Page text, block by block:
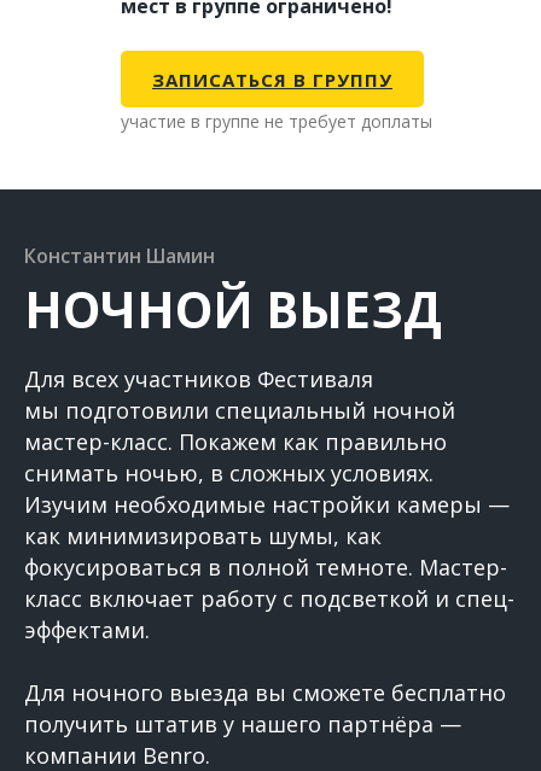
мест в группе ограничено!
ЗАПИСАТЬСЯ В ГРУППУ
участие в группе не требует доплаты
НОЧНОЙ ВЫЕЗД
Константин Шамин
Для всех участников Фестиваля
мы подготовили специальный ночной
мастер-класс. Покажем как правильно
снимать ночью, в сложных условиях.
Изучим необходимые настройки камеры —
как минимизировать шумы, как
фокусироваться в полной темноте. Мастер-
класс включает работу с подсветкой и спец-
эффектами.
Для ночного выезда вы сможете бесплатно
получить штатив у нашего партнёра —
компании Benro.